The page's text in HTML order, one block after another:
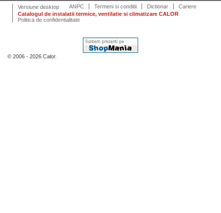
Versiune desktop ANPC Termeni si conditii Dictionar
Cariere
Catalogul de instalatii termice, ventilatie si climatizare CALOR
Politica de confidentialitate
© 2006 - 2026 Calor.